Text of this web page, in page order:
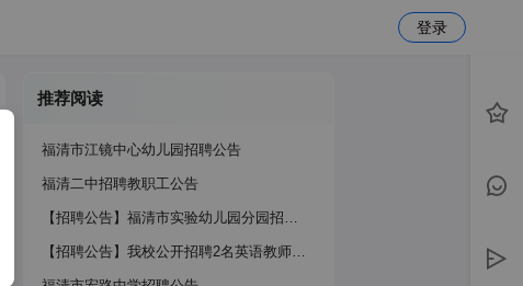
登录
推荐阅读
福清市江镜中心幼儿园招聘公告
福清二中招聘教职工公告
【招聘公告】福清市实验幼儿园分园招聘公告
【招聘公告】我校公开招聘2名英语教师！欢迎优秀人才加入！